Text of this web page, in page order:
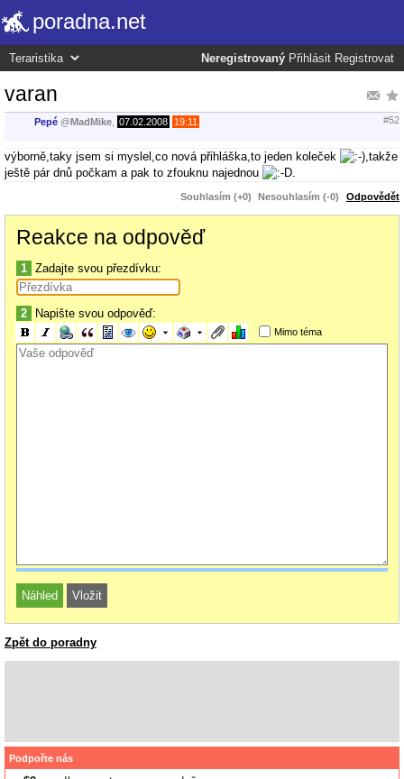
poradna.net
Neregistrovaný Přihlásit Registrovat
varan
Pepé @MadMike 07.02.2008 19:11 #52
výborně,taky jsem si myslel,co nová přihláška,to jeden koleček
,takže
ještě pár dnů počkam a pak to zfouknu najednou
Souhlasím (+0) Nesouhlasím (-0) Odpovědět
Reakce na odpověď
1 Zadajte svou přezdívku:
2 Napište svou odpověď:
Mimo téma
Zpět do poradny
Podpořte nás